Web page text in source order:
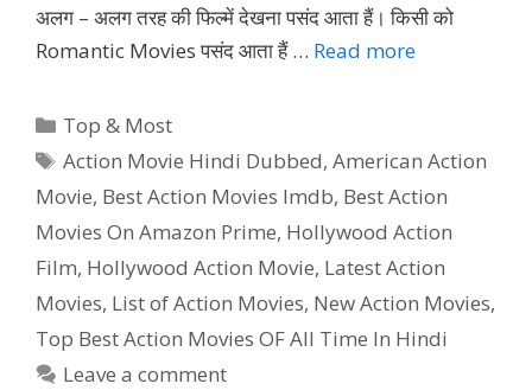
अलग – अलग तरह की फिल्में देखना पसंद आता हैं। किसी को
Romantic Movies पसंद आता हैं … Read more
Categories
Top & Most
Tags
Action Movie Hindi Dubbed,American Action
Movie, Best Action Movies Imdb, Best Action
Movies On Amazon Prime, Hollywood Action
Film, Hollywood Action Movie, Latest Action
Movies, List of Action Movies, New Action Movies,
Top Best Action Movies OF All Time In Hindi
Leave a comment